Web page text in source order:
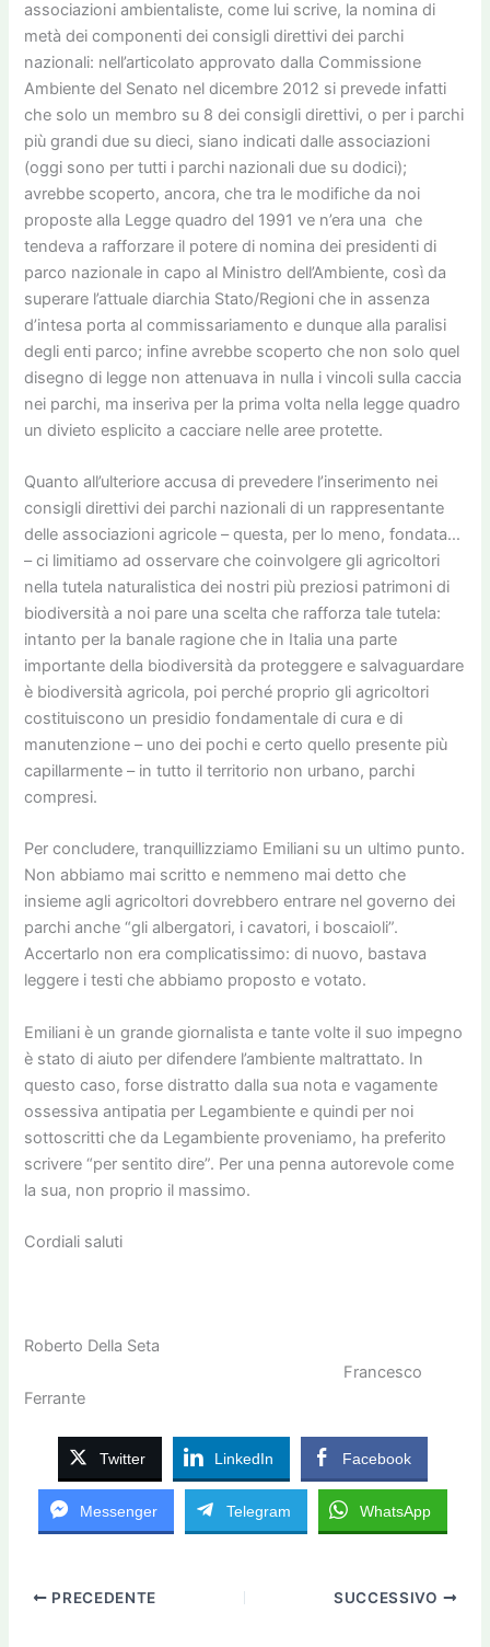
associazioni ambientaliste, come lui scrive, la nomina di
metà dei componenti dei consigli direttivi dei parchi
nazionali: nell’articolato approvato dalla Commissione
Ambiente del Senato nel dicembre 2012 si prevede infatti
che solo un membro su 8 dei consigli direttivi, o per i parchi
più grandi due su dieci, siano indicati dalle associazioni
(oggi sono per tutti i parchi nazionali due su dodici);
avrebbe scoperto, ancora, che tra le modifiche da noi
proposte alla Legge quadro del 1991 ve n’era una che
tendeva a rafforzare il potere di nomina dei presidenti di
parco nazionale in capo al Ministro dell’Ambiente, così da
superare l’attuale diarchia Stato/Regioni che in assenza
d’intesa porta al commissariamento e dunque alla paralisi
degli enti parco; infine avrebbe scoperto che non solo quel
disegno di legge non attenuava in nulla i vincoli sulla caccia
nei parchi, ma inseriva per la prima volta nella legge quadro
un divieto esplicito a cacciare nelle aree protette.
Quanto all’ulteriore accusa di prevedere l’inserimento nei
consigli direttivi dei parchi nazionali di un rappresentante
delle associazioni agricole – questa, per lo meno, fondata…
– ci limitiamo ad osservare che coinvolgere gli agricoltori
nella tutela naturalistica dei nostri più preziosi patrimoni di
biodiversità a noi pare una scelta che rafforza tale tutela:
intanto per la banale ragione che in Italia una parte
importante della biodiversità da proteggere e salvaguardare
è biodiversità agricola, poi perché proprio gli agricoltori
costituiscono un presidio fondamentale di cura e di
manutenzione – uno dei pochi e certo quello presente più
capillarmente – in tutto il territorio non urbano, parchi
compresi.
Per concludere, tranquillizziamo Emiliani su un ultimo punto.
Non abbiamo mai scritto e nemmeno mai detto che
insieme agli agricoltori dovrebbero entrare nel governo dei
parchi anche “gli albergatori, i cavatori, i boscaioli”.
Accertarlo non era complicatissimo: di nuovo, bastava
leggere i testi che abbiamo proposto e votato.
Emiliani è un grande giornalista e tante volte il suo impegno
è stato di aiuto per difendere l’ambiente maltrattato. In
questo caso, forse distratto dalla sua nota e vagamente
ossessiva antipatia per Legambiente e quindi per noi
sottoscritti che da Legambiente proveniamo, ha preferito
scrivere “per sentito dire”. Per una penna autorevole come
la sua, non proprio il massimo.
Cordiali saluti
Roberto Della Seta
Francesco
Ferrante
Twitter LinkedIn Facebook
Messenger Telegram WhatsApp
PRECEDENTE SUCCESSIVO